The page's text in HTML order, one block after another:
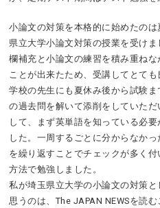
小論文の対策を本格的に始めたの
県立大学小論文対策の授業を受け
欄補充と小論文の練習を積み重ね
ことが出来たため、受講してとて
学校の先生にも夏休み後から試験
の過去問を解いて添削をしていた
して、まず英単語を知っている必要
した。一周するごとに分からなか
を繰り返すことでチェックが多く
方法で勉強しました。
私が埼玉県立大学の小論文の対策
思うのは、The JAPAN NEWSを読